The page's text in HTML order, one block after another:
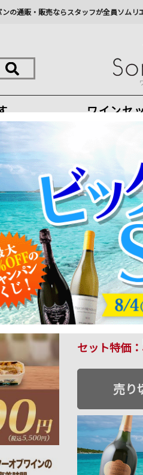
ンの通販・販売ならスタッフが全員ソム
ワインセ
今
最新の出荷
影響により九州への配送
クール便限
商品番号：
品切 50 ポ
単品合計価格：
セット特価：
売り